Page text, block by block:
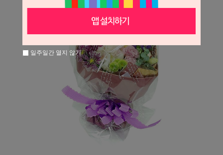
일주일간 열지 않기